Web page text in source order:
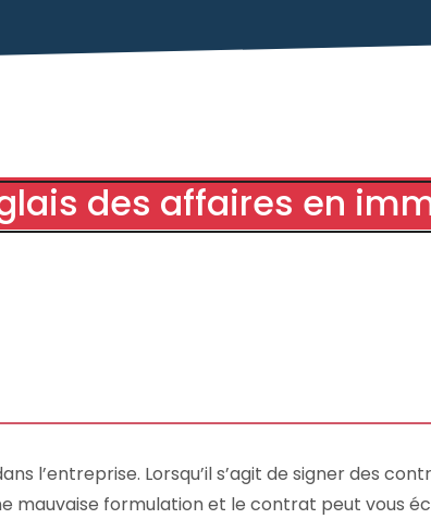
des affaires en
l’entreprise. Lorsqu’il s’agit de signer des
mauvaise formulation et le contrat peut vous